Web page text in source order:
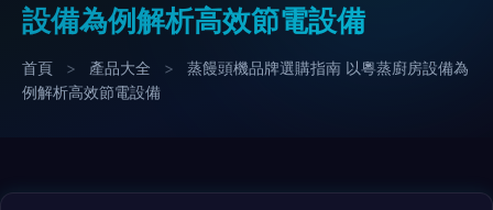
設備為例解析高效節電設備
首頁 > 產品大全 >
蒸饅頭機品牌選購指南 以粵蒸廚房設備為
例解析高效節電設備